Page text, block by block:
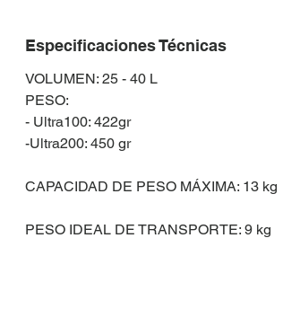
Especificaciones Técnicas
VOLUMEN: 25 - 40 L
PESO:
- Ultra100: 422gr
-Ultra200: 450 gr
CAPACIDAD DE PESO MÁXIMA: 13 kg
PESO IDEAL DE TRANSPORTE: 9 kg